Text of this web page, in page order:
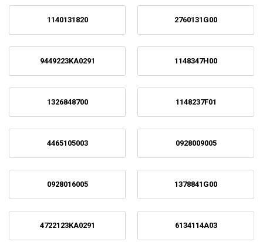
1140131820 2760131G00
9449223KA0291 1148347H00
1326848700 1148237F01
4465105003 0928009005
0928016005 1378841G00
4722123KA0291 6134114A03